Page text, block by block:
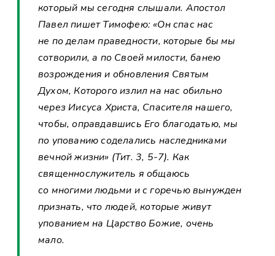
который мы сегодня слышали. Апостол
Павел пишет Тимофею: «Он спас нас
не по делам праведности, которые бы мы
сотворили, а по Своей милости, банею
возрождения и обновления Святым
Духом, Которого излил на нас обильно
через Иисуса Христа, Спасителя нашего,
чтобы, оправдавшись Его благодатью, мы
по упованию соделались наследниками
вечной жизни» (Тит. 3, 5-7). Как
священнослужитель я общаюсь
со многими людьми и с горечью вынужден
признать, что людей, которые живут
упованием на Царство Божие, очень
мало.